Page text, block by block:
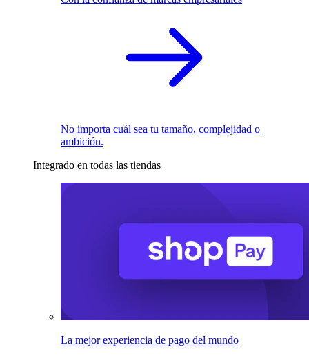
No importa cuál sea tu tamaño, complejidad o
ambición.
Integrado en todas las tiendas
La mejor experiencia de pago del mundo